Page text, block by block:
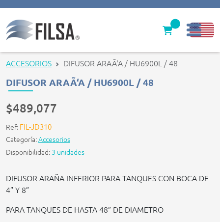
Inicio
Nuestras Soluciones
Contáctenos
ACCESORIOS DIFUSOR ARAÃ‘A / HU6900L / 48
DIFUSOR ARAÃ‘A / HU6900L / 48
$489,077
Ref: FIL-JD310
Categoría:Accesorios
Disponibilidad: 3 unidades
DIFUSOR ARAÑA INFERIOR PARA TANQUES CON BOCA DE
4” Y 8”
PARA TANQUES DE HASTA 48” DE DIAMETRO